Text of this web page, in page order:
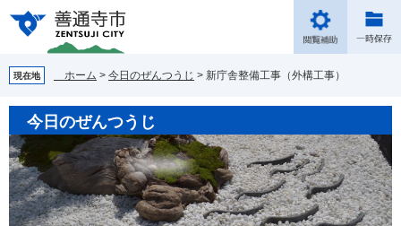
の
先
頭
す。
ー
を
飛
し
て
本
文
へ
現在地 ホーム > 今日のぜんつうじ > 新庁舎整備工事（外構工事）
今日のぜんつうじ